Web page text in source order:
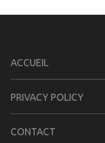
ACCUEIL
PRIVACY POLICY
CONTACT